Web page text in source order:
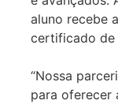
aluno recebe
certificado de
“Nossa
para oferecer